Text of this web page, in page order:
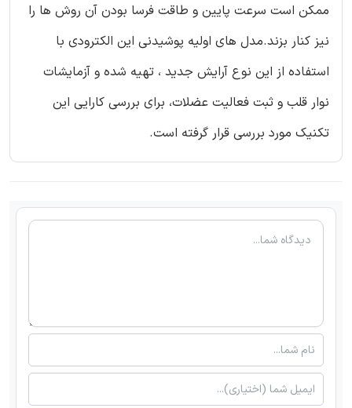
ممکن است سرعت پایین و طاقت فرسا بودن آن روش ها را
نیز کنار بزند.مدل های اولیه پوشیدنی این الکترودی با
استفاده از این نوع آرایش جدید ، تهیه شده و آزمایشات
نوار قلب و ثبت فعالیت عضلات، برای بررسی کارایی این
تکنیک مورد بررسی قرار گرفته است.